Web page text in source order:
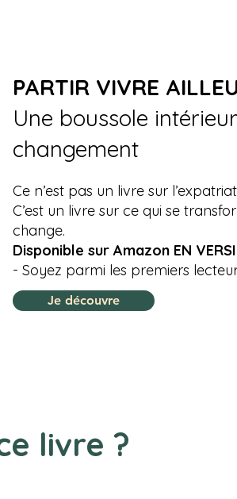
PARTIR VIVRE
Une boussole
changement
Ce n’est pas un livre sur
C’est un livre sur ce qui se
change.
Disponible sur Amazon EN
​- Soyez parmi les premiers
Je découvre
livre ?